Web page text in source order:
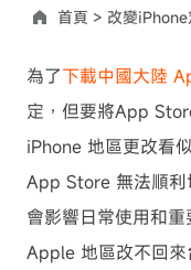
首頁 > 改變
為了下載中國大陸
定，但要將App
iPhone 地區更改看
App Store 無法順利
會影響日常使用和
Apple 地區改不回